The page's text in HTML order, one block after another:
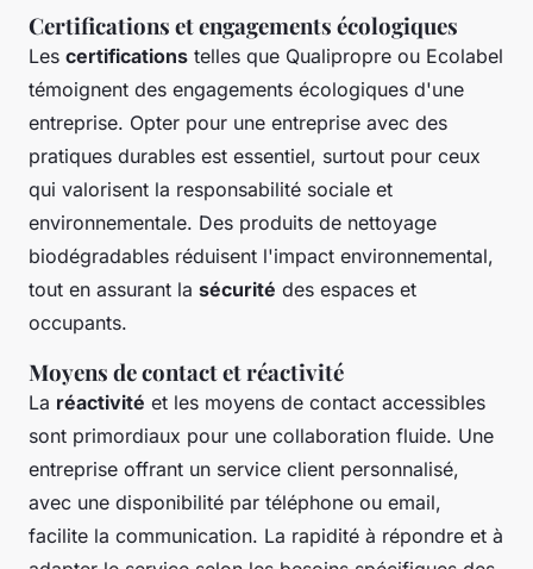
Certifications et engagements écologiques
Les certifications telles que Qualipropre ou Ecolabel
témoignent des engagements écologiques d'une
entreprise. Opter pour une entreprise avec des
pratiques durables est essentiel, surtout pour ceux
qui valorisent la responsabilité sociale et
environnementale. Des produits de nettoyage
biodégradables réduisent l'impact environnemental,
tout en assurant la sécurité des espaces et
occupants.
Moyens de contact et réactivité
La réactivité et les moyens de contact accessibles
sont primordiaux pour une collaboration fluide. Une
entreprise offrant un service client personnalisé,
avec une disponibilité par téléphone ou email,
facilite la communication. La rapidité à répondre et à